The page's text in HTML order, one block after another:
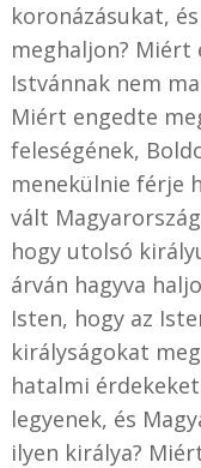
koronázásukat,
meghaljon? Miért
Istvánnak nem
Miért engedte
feleségének,
menekülnie férje
vált
hogy utolsó
árván hagyva
Isten, hogy az
királyságokat
hatalmi
legyenek, és
ilyen királya?